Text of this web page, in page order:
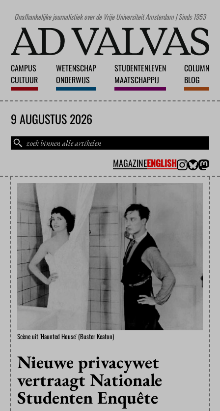
Onafhankelijke journalistiek over de Vrije Universiteit Amsterdam | Sinds 1953
CAMPUS
CULTUUR
WETENSCHAP
ONDERWIJS
STUDENTENLEVEN
MAATSCHAPPIJ
COLUMN
BLOG
9 AUGUSTUS 2026
MAGAZINEENGLISH
Scène uit 'Haunted House' (Buster Keaton)
Nieuwe privacywet
vertraagt Nationale
Studenten Enquête